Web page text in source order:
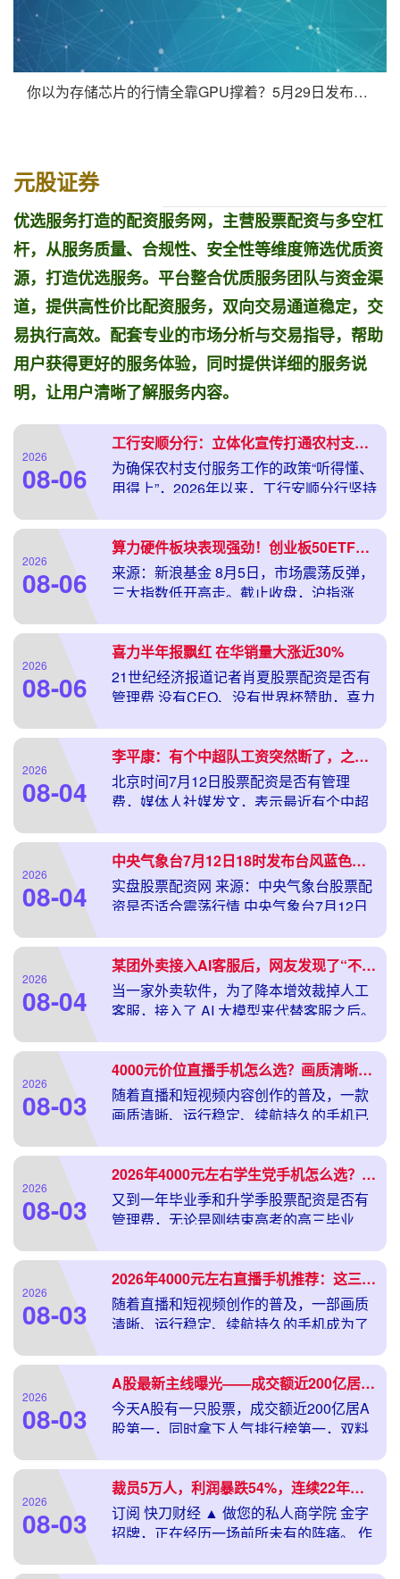
你以为存储芯片的行情全靠GPU撑着？5月29日发布的最新报告
元股证券
优选服务打造的配资服务网，主营股票配资与多空杠
杆，从服务质量、合规性、安全性等维度筛选优质资
源，打造优选服务。平台整合优质服务团队与资金渠
道，提供高性价比配资服务，双向交易通道稳定，交
易执行高效。配套专业的市场分析与交易指导，帮助
用户获得更好的服务体验，同时提供详细的服务说
明，让用户清晰了解服务内容。
2026
08-06
工行安顺分行：立体化宣传打通农村支付服务“最后一公里”
为确保农村支付服务工作的政策“听得懂、
用得上”，2026年以来，工行安顺分行坚持
2026
08-06
算力硬件板块表现强劲！创业板50ETF华安（159949）近20个交易日吸金67亿元
来源：新浪基金 8月5日，市场震荡反弹，
三大指数低开高走。截止收盘，沪指涨
2026
08-06
喜力半年报飘红 在华销量大涨近30%
21世纪经济报道记者肖夏股票配资是否有
管理费 没有CEO、没有世界杯赞助，喜力
2026
08-04
李平康：有个中超队工资突然断了，之前在外训练的账单也欠着
北京时间7月12日股票配资是否有管理
费，媒体人社媒发文，表示最近有个中超
2026
08-04
中央气象台7月12日18时发布台风蓝色预警
实盘股票配资网 来源：中央气象台股票配
资是否适合震荡行情 中央气象台7月12日
2026
08-04
某团外卖接入AI客服后，网友发现了“不限额度”使用AI的方法~
当一家外卖软件，为了降本增效裁掉人工
客服，接入了 AI 大模型来代替客服之后。
2026
08-03
4000元价位直播手机怎么选？画质清晰、防抖稳的直播手机推荐
随着直播和短视频内容创作的普及，一款
画质清晰、运行稳定、续航持久的手机已
2026
08-03
2026年4000元左右学生党手机怎么选？这三款旗舰机横评推荐
又到一年毕业季和升学季股票配资是否有
管理费，无论是刚结束高考的高三毕业
2026
08-03
2026年4000元左右直播手机推荐：这三款直播神器画质稳又清晰
随着直播和短视频创作的普及，一部画质
清晰、运行稳定、续航持久的手机成为了
2026
08-03
A股最新主线曝光——成交额近200亿居A股第一
今天A股有一只股票，成交额近200亿居A
股第一，同时拿下人气排行榜第一，双料
2026
08-03
裁员5万人，利润暴跌54%，连续22年霸榜的“神车”，败给了时代
订阅 快刀财经 ▲ 做您的私人商学院 金字
招牌，正在经历一场前所未有的阵痛。 作